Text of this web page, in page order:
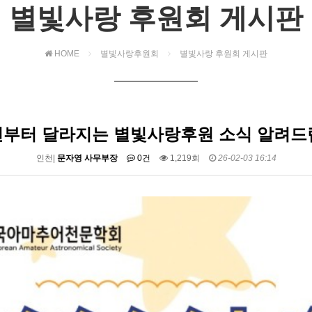
별빛사랑 후원회 게시판
HOME 별빛사랑후원회 별빛사랑 후원회 게시판
터 달라지는 별빛사랑후원 소식 알려드
인천| 문자영 사무부장 0건 1,219회 26-02-03 16:14